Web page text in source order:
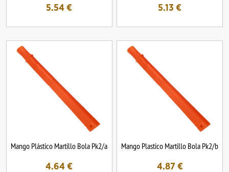
5.54 € 5.13 €
Mango Plástico Martillo Bola Pk2/a
4.64 €
Mango Plastico Martillo Bola Pk2/b
4.87 €